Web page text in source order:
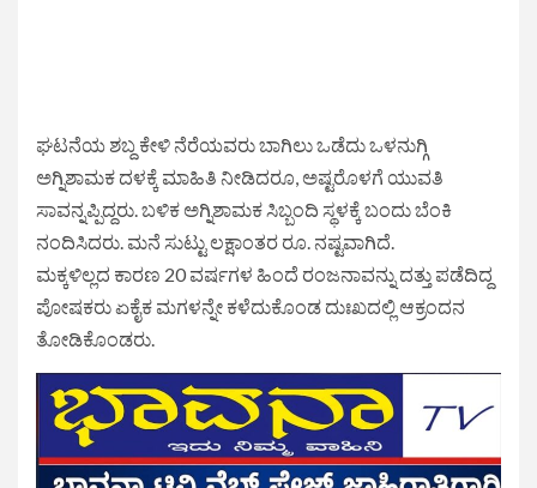
ಘಟನೆಯ ಶಬ್ದ ಕೇಳಿ ನೆರೆಯವರು ಬಾಗಿಲು ಒಡೆದು ಒಳನುಗ್ಗಿ
ಅಗ್ನಿಶಾಮಕ ದಳಕ್ಕೆ ಮಾಹಿತಿ ನೀಡಿದರೂ, ಅಷ್ಟರೊಳಗೆ ಯುವತಿ
ಸಾವನ್ನಪ್ಪಿದ್ದರು. ಬಳಿಕ ಅಗ್ನಿಶಾಮಕ ಸಿಬ್ಬಂದಿ ಸ್ಥಳಕ್ಕೆ ಬಂದು ಬೆಂಕಿ
ನಂದಿಸಿದರು. ಮನೆ ಸುಟ್ಟು ಲಕ್ಷಾಂತರ ರೂ. ನಷ್ಟವಾಗಿದೆ.
ಮಕ್ಕಳಿಲ್ಲದ ಕಾರಣ 20 ವರ್ಷಗಳ ಹಿಂದೆ ರಂಜನಾವನ್ನು ದತ್ತು ಪಡೆದಿದ್ದ
ಪೋಷಕರು ಏಕೈಕ ಮಗಳನ್ನೇ ಕಳೆದುಕೊಂಡ ದುಃಖದಲ್ಲಿ ಆಕ್ರಂದನ
ತೋಡಿಕೊಂಡರು.